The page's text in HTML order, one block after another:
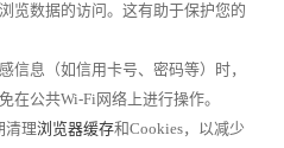
览数据的访问。这有助于保护您的
信息（如信用卡号、密码等）时，
在公共Wi-Fi网络上进行操作。
清理浏览器缓存和Cookies，以减少